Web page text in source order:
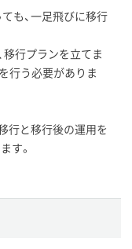
も、一足飛びに移行
行プランを立てま
行う必要がありま
行と移行後の運用を
す。